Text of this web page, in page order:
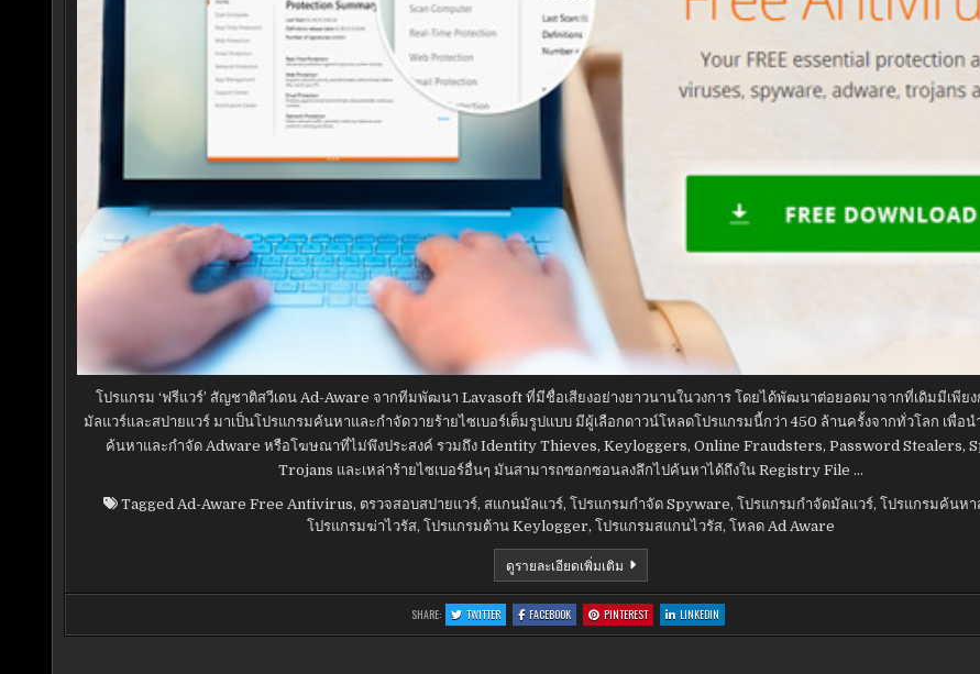
โปรแกรม ‘ฟรีแวร์’ สัญชาติสวีเดน Ad-Aware จากทีมพัฒนา Lavasoft ที่มีชื่อเสียงอย่างยาวนานในวงการ โดยได้พัฒนาต่อยอดมาจากที่เดิมมีเพีย
มัลแวร์และสปายแวร์ มาเป็นโปรแกรมค้นหาและกำจัดวายร้ายไซเบอร์เต็มรูปแบบ มีผู้เลือกดาวน์โหลดโปรแกรมนี้กว่า 450 ล้านครั้งจากทั่วโลก เพื่อน
ค้นหาและกำจัด Adware หรือโฆษณาที่ไม่พึงประสงค์ รวมถึง Identity Thieves, Keyloggers, Online Fraudsters, Password Stealers,
Trojans และเหล่าร้ายไซเบอร์อื่นๆ มันสามารถซอกซอนลงลึกไปค้นหาได้ถึงใน Registry File …
Tagged Ad-Aware Free Antivirus, ตรวจสอบสปายแวร์, สแกนมัลแวร์, โปรแกรมกำจัด Spyware, โปรแกรมกำจัดมัลแวร์, โปรแกรมค้นหา
โปรแกรมฆ่าไวรัส, โปรแกรมต้าน Keylogger, โปรแกรมสแกนไวรัส, โหลด Ad Aware
ดูรายละเอียดเพิ่มเติมAD-
AWARE
FREE
ANTIVIRUS+
11.6.306.7947
SHARE: TWITTER:
AD-
AWARE
FACEBOOK:
AD-
AWARE
PINTEREST:
AD-
AWARE
LINKEDIN
AD-
AWARE